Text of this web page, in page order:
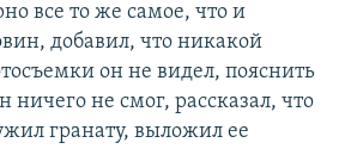
все то же самое, что и
добавил, что никакой
он не видел, пояснить
ничего не смог, рассказал, что
гранату, выложил ее